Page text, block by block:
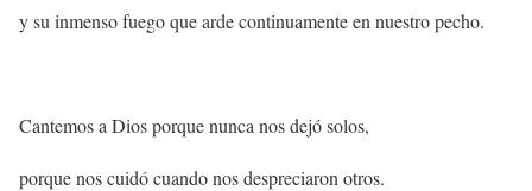
y su inmenso fuego que arde continuamente en nuestro pecho.
Cantemos a Dios porque nunca nos dejó solos,
porque nos cuidó cuando nos despreciaron otros.